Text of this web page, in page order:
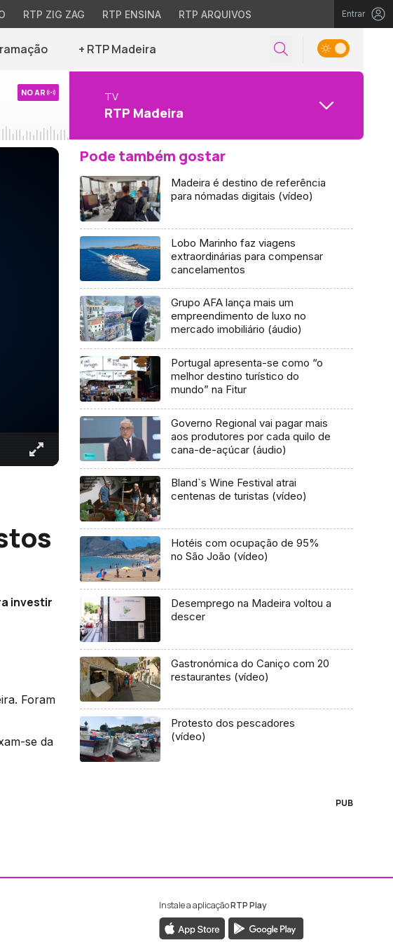
RTP ZIG ZAG RTP ENSINA RTP ARQUIVOS Entrar
+ RTP Madeira
NO AR TV
RTP Madeira
investir
Foram
se da
Pode também gostar
Madeira é destino de referência
para nómadas digitais (vídeo)
Lobo Marinho faz viagens
extraordinárias para compensar
cancelamentos
Grupo AFA lança mais um
empreendimento de luxo no
mercado imobiliário (áudio)
Portugal apresenta-se como “o
melhor destino turístico do
mundo” na Fitur
Governo Regional vai pagar mais
aos produtores por cada quilo de
cana-de-açúcar (áudio)
Bland`s Wine Festival atrai
centenas de turistas (vídeo)
Hotéis com ocupação de 95%
no São João (vídeo)
Desemprego na Madeira voltou a
descer
Gastronómica do Caniço com 20
restaurantes (vídeo)
Protesto dos pescadores
(vídeo)
PUB
ao Facebook da RTP Madeira
ao Instagram da RTP Madeira
Instale a aplicaçãoRTP Play